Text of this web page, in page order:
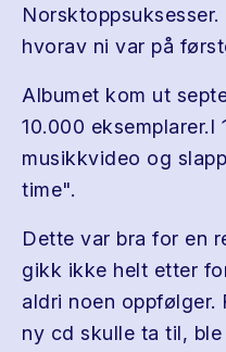
hvorav ni var på
Albumet kom ut
10.000 eksemplarer.I
musikkvideo og
time".
Dette var bra for en
gikk ikke helt etter
aldri noen oppfølger.
ny cd skulle ta til,